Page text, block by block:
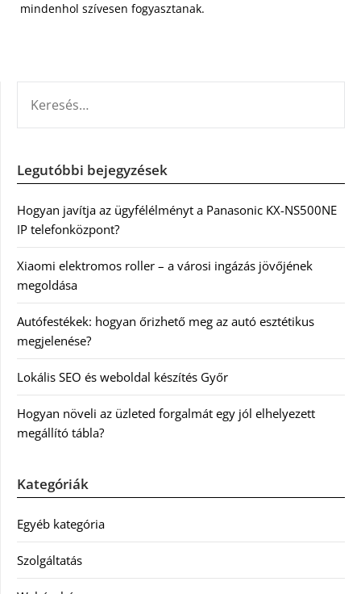
mindenhol szívesen fogyasztanak.
Legutóbbi bejegyzések
Hogyan javítja az ügyfélélményt a Panasonic KX-NS500NE
IP telefonközpont?
Xiaomi elektromos roller – a városi ingázás jövőjének
megoldása
Autófestékek: hogyan őrizhető meg az autó esztétikus
megjelenése?
Lokális SEO és weboldal készítés Győr
Hogyan növeli az üzleted forgalmát egy jól elhelyezett
megállító tábla?
Kategóriák
Egyéb kategória
Szolgáltatás